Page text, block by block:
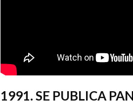
1991. SE PUBLICA